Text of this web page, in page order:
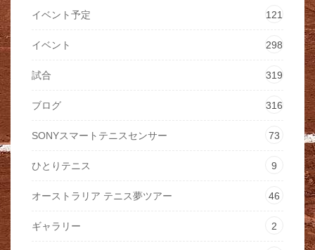
イベント予定 121
イベント 298
試合 319
ブログ 316
SONYスマートテニスセンサー 73
ひとりテニス 9
オーストラリア テニス夢ツアー 46
ギャラリー 2